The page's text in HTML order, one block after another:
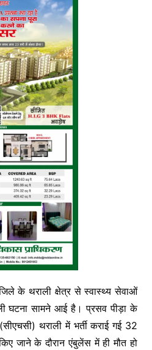
के थराली क्षेत्र से स्वास्थ्य सेवाओं
घटना सामने आई है। प्रसव पीड़ा के
थराली में भर्ती कराई गई 32
जाने के दौरान एंबुलेंस में ही मौत हो